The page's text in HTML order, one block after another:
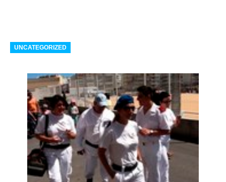
Categories
UNCATEGORIZED